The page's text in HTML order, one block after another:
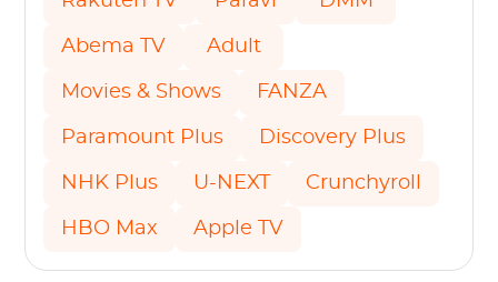
Abema TV Adult
Movies & Shows FANZA
Paramount Plus Discovery Plus
NHK Plus U-NEXT Crunchyroll
HBO Max Apple TV